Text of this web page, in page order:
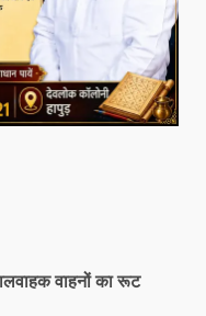
वाहनों का रूट